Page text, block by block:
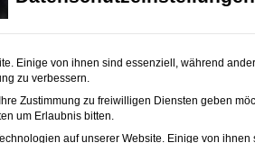
Einige von ihnen sind essenziell, während
zu verbessern.
Zustimmung zu freiwilligen Diensten geben
um Erlaubnis bitten.
auf unserer Website. Einige von ihnen